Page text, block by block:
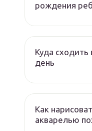
рождения
Куда сходить
день
Как
акварелью